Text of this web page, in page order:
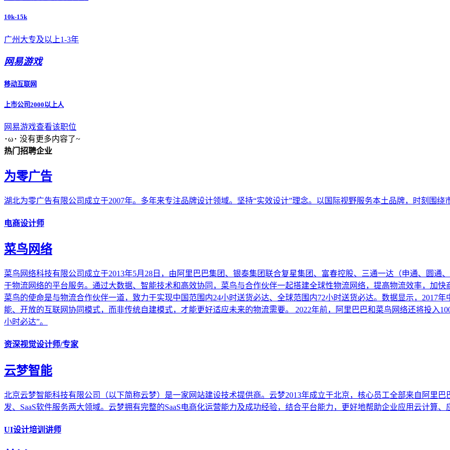
10k-15k
广州 大专及以上1-3年
网易游戏
移动互联网
上市公司2000以上人
网易游戏查看该职位
･ω･ 没有更多内容了~
热门招聘企业
为零广告
湖北为零广告有限公司成立于2007年。多年来专注品牌设计领域。坚持“实效设计”理念。以国际视野服务本土品牌，时刻围绕
电商设计师
菜鸟网络
菜鸟网络科技有限公司成立于2013年5月28日，由阿里巴巴集团、银泰集团联合复星集团、富春控股、三通一达（申通、圆通
于物流网络的平台服务。通过大数据、智能技术和高效协同，菜鸟与合作伙伴一起搭建全球性物流网络，提高物流效率，加快
菜鸟的使命是与物流合作伙伴一道，致力于实现中国范围内24小时送货必达、全球范围内72小时送货必达。数据显示，2017
能、开放的互联网协同模式，而非传统自建模式，才能更好适应未来的物流需要。 2022年前，阿里巴巴和菜鸟网络还将投入
小时必达”。
资深视觉设计师/专家
云梦智能
北京云梦智能科技有限公司（以下简称云梦）是一家网站建设技术提供商。云梦2013年成立于北京，核心员工全部来自阿里
发、SaaS软件服务两大领域。云梦拥有完整的SaaS电商化运营能力及成功经验，结合平台能力，更好地帮助企业应用云计算
UI设计培训讲师